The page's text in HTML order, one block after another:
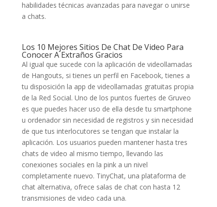
habilidades técnicas avanzadas para navegar o unirse
a chats.
Los 10 Mejores Sitios De Chat De Video Para
Conocer A Extraños Gracios
Al igual que sucede con la aplicación de videollamadas
de Hangouts, si tienes un perfil en Facebook, tienes a
tu disposición la app de videollamadas gratuitas propia
de la Red Social. Uno de los puntos fuertes de Gruveo
es que puedes hacer uso de ella desde tu smartphone
u ordenador sin necesidad de registros y sin necesidad
de que tus interlocutores se tengan que instalar la
aplicación. Los usuarios pueden mantener hasta tres
chats de video al mismo tiempo, llevando las
conexiones sociales en la pink a un nivel
completamente nuevo. TinyChat, una plataforma de
chat alternativa, ofrece salas de chat con hasta 12
transmisiones de video cada una.